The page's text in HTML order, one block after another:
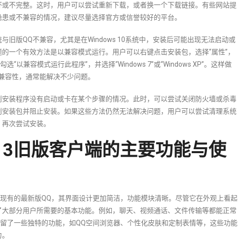
不完整。这时，用户可以尝试重新下载，或者换一个下载链接。有些网站提
或不兼容的情况，建议尽量选择官方或信誉较好的平台。
旧版QQ不兼容，尤其是在Windows 10系统中，安装后可能出现无法启动或
一个有效方法是以兼容模式运行。用户可以右键点击安装包，选择“属性”，
选“以兼容模式运行此程序”，并选择“Windows 7”或“Windows XP”。这样做
容性，通常能解决不少问题。
装程序没有启动或卡在某个步骤的情况。此时，可以尝试关闭防火墙或杀毒
装包并阻止安装。如果这些方法仍然无法解决问题，用户可以尝试清理系统
次尝试安装。
旧版客户端的主要功能与使
有的最新版QQ，其界面设计更加简洁，功能模块清晰。尽管它在外观上看起
部分用户所需要的基本功能。例如，聊天、视频通话、文件传输等都能正常
了一些独特的功能，如QQ空间浏览器、个性化皮肤和定制表情等，这些功能